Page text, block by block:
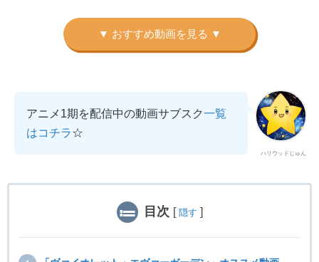
ハリウッドじゅん
アニメ1期を配信中の動画サブスク一覧
はコチラ☆
目次 [ 隠す ]